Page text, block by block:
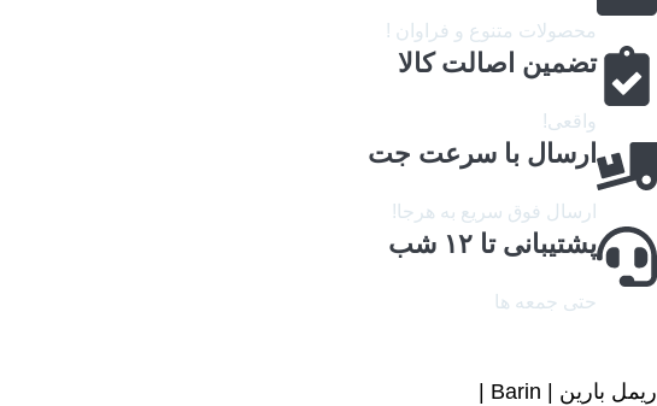
محصولات متنوع و فراوان !
تضمین اصالت کالا
واقعی!
ارسال با سرعت جت
ارسال فوق سریع به هرجا!
پشتیبانی تا ۱۲ شب
حتی جمعه ها
ریمل بارین | Barin |